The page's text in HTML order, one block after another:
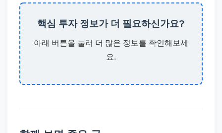
핵심 투자 정보가 더 필요하신가요?
아래 버튼을 눌러 더 많은 정보를 확인해보세
요.